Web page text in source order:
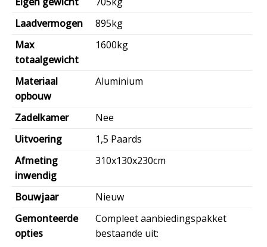
Laadvermogen
895kg
Max
totaalgewicht
1600kg
Materiaal
opbouw
Aluminium
Zadelkamer
Nee
Uitvoering
1,5 Paards
Afmeting
inwendig
310x130x230cm
Bouwjaar
Nieuw
Gemonteerde
opties
Compleet aanbiedingspakket
bestaande uit: